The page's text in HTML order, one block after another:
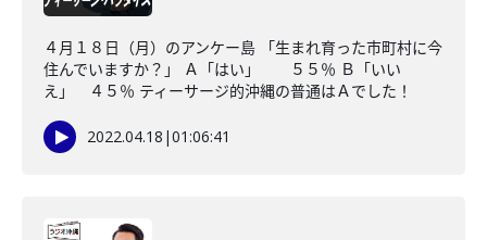
４月１８日（月）のアンケー島 「生まれ育った市町村に今
住んでいますか？」 Ａ「はい」 ５５％ Ｂ「いい
え」 ４５％ ティーサージ的沖縄の普通はＡでした！
2022.04.18 |01:06:41